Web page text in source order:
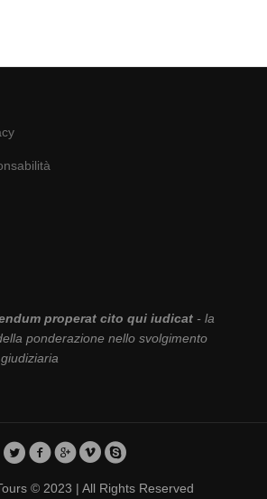
properat cito qui iudicat- la
ponderazione nello svolgimento
© 2023 | All Rights Reserved